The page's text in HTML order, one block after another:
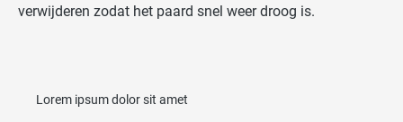
verwijderen zodat het paard snel weer droog is.
Lorem ipsum dolor sit amet